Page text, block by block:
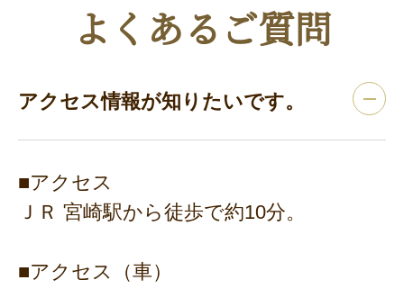
よくあるご質問
アクセス情報が知りたいです。
■アクセス
ＪＲ 宮崎駅から徒歩で約10分。
■アクセス（車）